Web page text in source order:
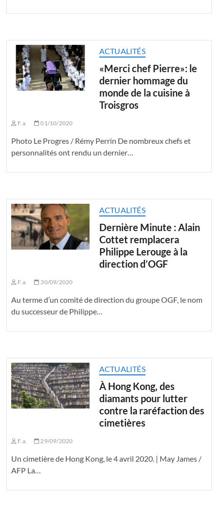
ACTUALITÉS
«Merci chef Pierre»: le
dernier hommage du
monde de la cuisine à
Troisgros
F.a. 01/10/2020
Photo Le Progres / Rémy Perrin De nombreux chefs et
personnalités ont rendu un dernier…
ACTUALITÉS
Dernière Minute : Alain
Cottet remplacera
Philippe Lerouge à la
direction d’OGF
F.a. 30/09/2020
Au terme d’un comité de direction du groupe OGF, le nom
du successeur de Philippe…
ACTUALITÉS
À Hong Kong, des
diamants pour lutter
contre la raréfaction des
cimetières
F.a. 29/09/2020
Un cimetière de Hong Kong, le 4 avril 2020. | May James /
AFP La…